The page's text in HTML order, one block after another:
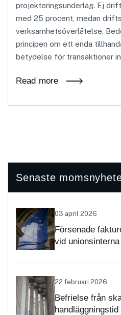
projekteringsunderlag. Ej
med 25 procent, medan
verksamhetsöverlåtelse.
principen om ett enda
betydelse för transaktioner
Read more
Senaste
03 april 2026
Försenade
vid
22 februari 2026
Befrielse från